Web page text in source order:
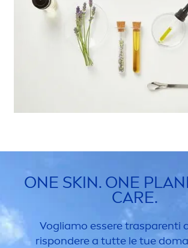
ONE SKIN. ONE
CARE.
Vogliamo essere trasparenti
rispondere a tutte le tue